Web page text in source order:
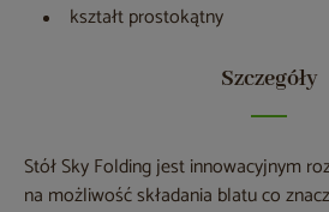
kształt prostokątny
Szczegóły
Stół Sky Folding jest innowacyjnym
na możliwość składania blatu co